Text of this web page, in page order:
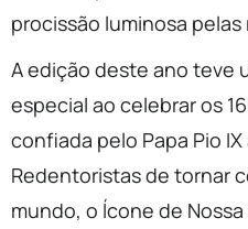
procissão luminosa pelas
A edição deste ano teve
especial ao celebrar os
confiada pelo Papa Pio
Redentoristas de tornar
mundo, o Ícone de